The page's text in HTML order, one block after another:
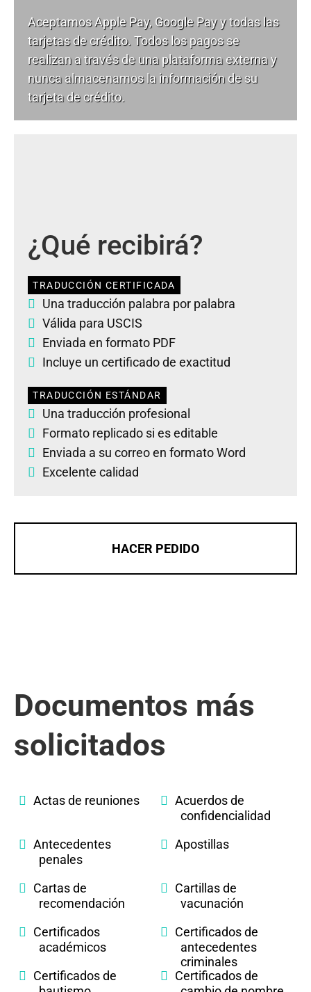
Aceptamos Apple Pay, Google Pay y todas las
tarjetas de crédito. Todos los pagos se
realizan a través de una plataforma externa y
nunca almacenamos la información de su
tarjeta de crédito.
¿Qué recibirá?
TRADUCCIÓN CERTIFICADA
Una traducción palabra por palabra
Válida para USCIS
Enviada en formato PDF
Incluye un certificado de exactitud
TRADUCCIÓN ESTÁNDAR
Una traducción profesional
Formato replicado si es editable
Enviada a su correo en formato Word
Excelente calidad
HACER PEDIDO
Documentos más
solicitados
Actas de reuniones
Acuerdos de
confidencialidad
Antecedentes
penales
Apostillas
Cartas de
recomendación
Cartillas de
vacunación
Certificados
académicos
Certificados de
antecedentes
criminales
Certificados de
Certificados de